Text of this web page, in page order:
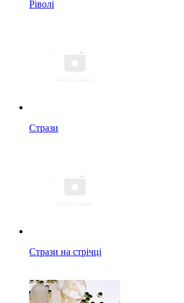
Ріволі
Стрази
Стрази на стрічці